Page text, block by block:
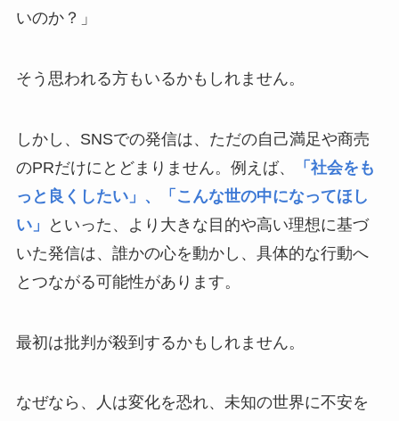
いのか？」
そう思われる方もいるかもしれません。
しかし、SNSでの発信は、ただの自己満足や商売
のPRだけにとどまりません。例えば、
「社会をも
っと良くしたい」、「こんな世の中になってほし
い」
といった、より大きな目的や高い理想に基づ
いた発信は、誰かの心を動かし、具体的な行動へ
とつながる可能性があります。
最初は批判が殺到するかもしれません。
なぜなら、人は変化を恐れ、未知の世界に不安を